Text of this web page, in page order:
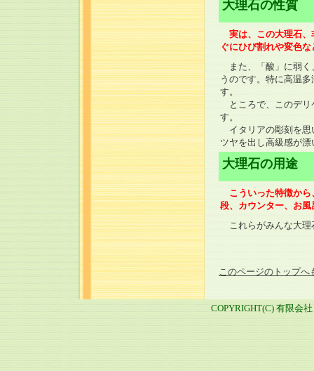
大理石の性質
実は、この大理石、
ぐにひび割れや変色
また、「酸」に弱く
うのです。特に高温
す。
ところで、このデリ
す。
イタリアの彫刻を思
ツヤを出し高級感が漂
大理石の用途
こういった特徴から
段、カウンター、お
これらがみんな大理
このページのトップへ
COPYRIGHT(C) 有限会